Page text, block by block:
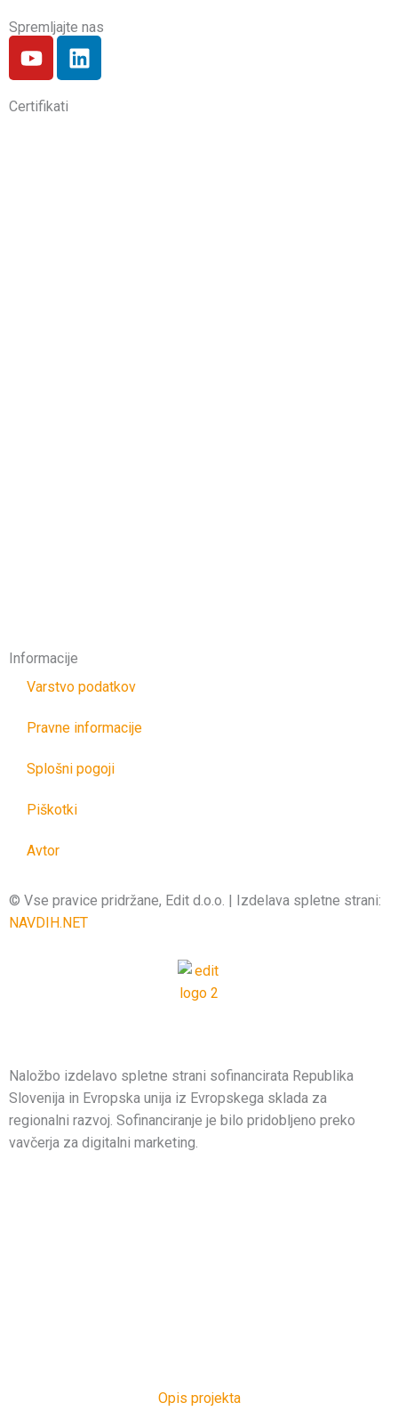
Spremljajte nas
Y
o
t
L
i
Certifikati
Informacije
Varstvo podatkov
Pravne informacije
Splošni pogoji
Piškotki
Avtor
© Vse pravice pridržane, Edit d.o.o. | Izdelava spletne strani:
NAVDIH.NET
Naložbo izdelavo spletne strani sofinancirata Republika
Slovenija in Evropska unija iz Evropskega sklada za
regionalni razvoj. Sofinanciranje je bilo pridobljeno preko
vavčerja za digitalni marketing.
Opis projekta